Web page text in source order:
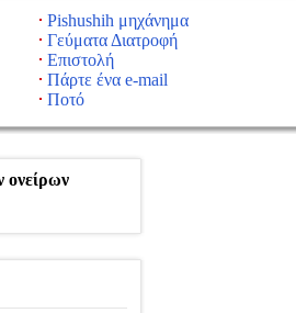
Pishushih μηχάνημα
Γεύματα Διατροφή
Επιστολή
Πάρτε ένα e-mail
Ποτό
ονείρων